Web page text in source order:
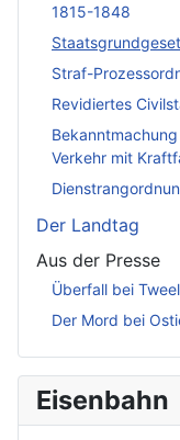
1815-1848
Straf-
Revidiertes
Verkehr mit
Der Landtag
Aus der Presse
Überfall bei
Der Mord bei
Eisenbahn